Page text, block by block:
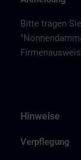
Bitte tragen
Hinweise
Verpflegung